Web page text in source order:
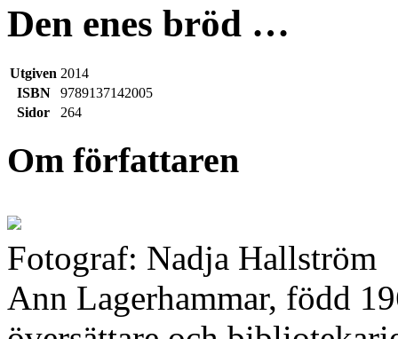
Den enes bröd …
Utgiven 2014
ISBN
9789137142005
Sidor
264
Om författaren
Fotograf: Nadja Hallström
Ann Lagerhammar, född